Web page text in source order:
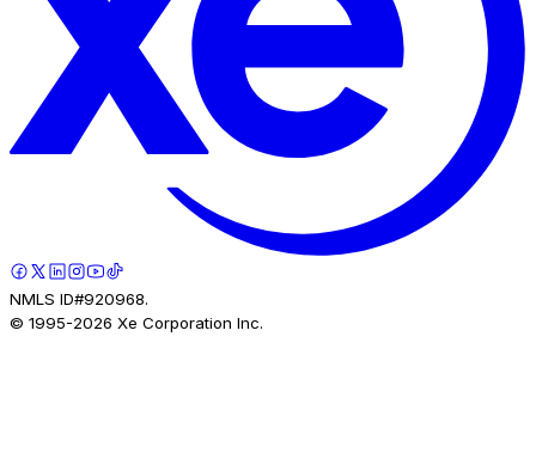
NMLS ID#920968.
© 1995-2026 Xe Corporation Inc.